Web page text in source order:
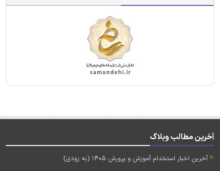
آخرین مطالب وبلاگ
آخرین اخبار استخدام آموزش و پرورش 1405 (به زودی)